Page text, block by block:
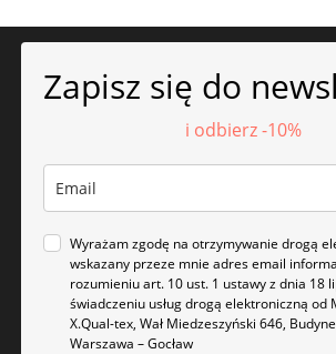
Zapisz się do
i odbierz -10%
Wyrażam zgodę na otrzymywanie drogą
wskazany przeze mnie adres email
rozumieniu art. 10 ust. 1 ustawy z dnia 18
świadczeniu usług drogą elektroniczną od
X.Qual-tex, Wał Miedzeszyński 646,
Warszawa – Gocław